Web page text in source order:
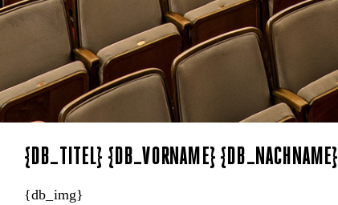
{DB_TITEL} {DB_VORNAME} {DB_NACHNAME}
{db_img}